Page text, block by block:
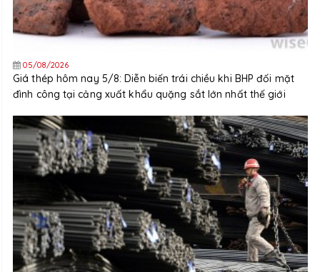
05/08/2026
Giá thép hôm nay 5/8: Diễn biến trái chiều khi BHP đối mặt
đình công tại cảng xuất khẩu quặng sắt lớn nhất thế giới